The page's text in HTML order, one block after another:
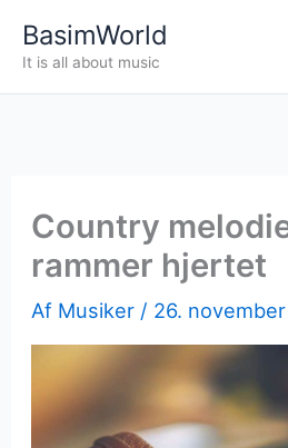
BasimWorld
It is all about music
Country
rammer hjertet
Af Musiker / 26.